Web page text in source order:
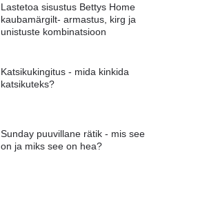
Lastetoa sisustus Bettys Home
kaubamärgilt- armastus, kirg ja
unistuste kombinatsioon
Katsikukingitus - mida kinkida
katsikuteks?
Sunday puuvillane rätik - mis see
on ja miks see on hea?